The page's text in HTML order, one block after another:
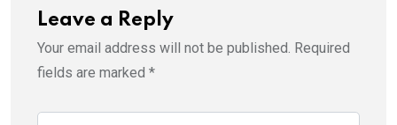
Leave a Reply
Your email address will not be published. Required
fields are marked *